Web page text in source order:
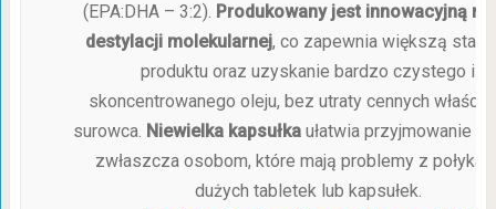
(EPA:DHA – 3:2). Produkowany jest innowacyjną
destylacji molekularnej, co zapewnia większą
produktu oraz uzyskanie bardzo czystego i
skoncentrowanego oleju, bez utraty cennych
surowca. Niewielka kapsułkaułatwia przyjmowanie
zwłaszcza osobom, które mają problemy z
dużych tabletek lub kapsułek.